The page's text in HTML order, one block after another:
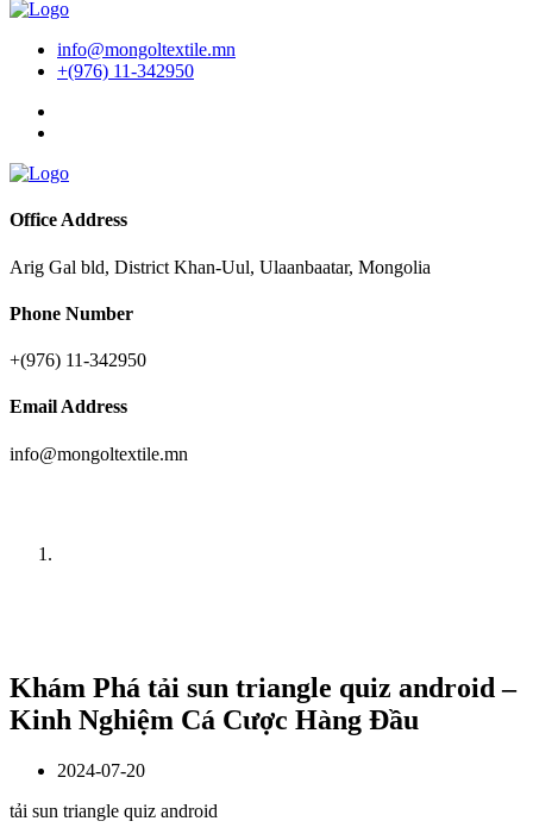
info@mongoltextile.mn
+(976) 11-342950
Office Address
Arig Gal bld, District Khan-Uul, Ulaanbaatar, Mongolia
Phone Number
+(976) 11-342950
Email Address
info@mongoltextile.mn
Khám Phá tải sun triangle quiz android –
Kinh Nghiệm Cá Cược Hàng Đầu
2024-07-20
tải sun triangle quiz android